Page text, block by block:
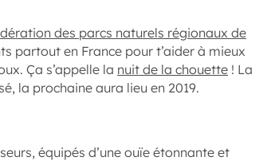
des parcs naturels régionaux de
partout en France pour t’aider à mieux
Ça s’appelle la nuit de la chouette ! La
la prochaine aura lieu en 2019.
équipés d’une ouïe étonnante et